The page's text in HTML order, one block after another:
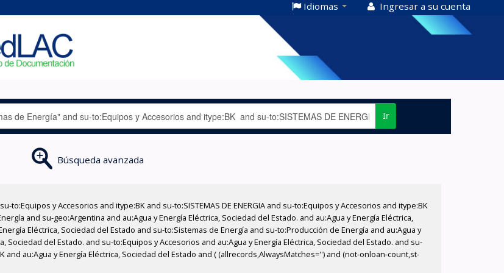
Idiomas Ingresar a su cuenta
Ir
Búsqueda avanzada
y Accesorios and itype:BK and su-to:SISTEMAS DE ENERGIA and su-to:Equipos y Accesorios and itype:BK
and su-geo:Argentina and au:Agua y Energía Eléctrica, Sociedad del Estado. and au:Agua y Energía Eléctrica,
Eléctrica, Sociedad del Estado and su-to:Sistemas de Energía and su-to:Producción de Energía and au:Agua y
Sociedad del Estado. and su-to:Equipos y Accesorios and au:Agua y Energía Eléctrica, Sociedad del Estado. and su-
au:Agua y Energía Eléctrica, Sociedad del Estado and ( (allrecords,AlwaysMatches='') and (not-onloan-count,st-